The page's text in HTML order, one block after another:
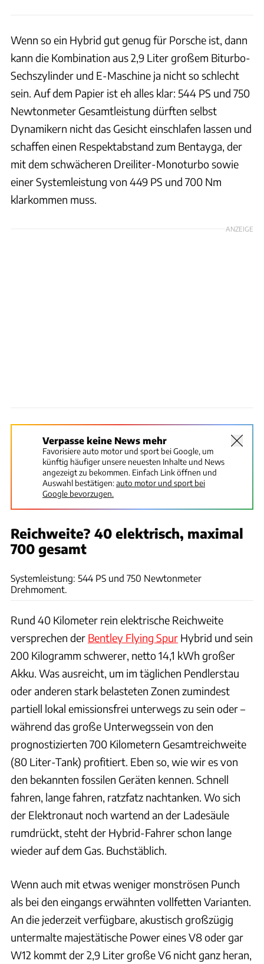
Wenn so ein Hybrid gut genug für Porsche ist, dann
kann die Kombination aus 2,9 Liter großem Biturbo-
Sechszylinder und E-Maschine ja nicht so schlecht
sein. Auf dem Papier ist eh alles klar: 544 PS und 750
Newtonmeter Gesamtleistung dürften selbst
Dynamikern nicht das Gesicht einschlafen lassen und
schaffen einen Respektabstand zum Bentayga, der
mit dem schwächeren Dreiliter-Monoturbo sowie
einer Systemleistung von 449 PS und 700 Nm
klarkommen muss.
ANZEIGE
Verpasse keine News mehr
Favorisiere auto motor und sport bei Google, um
künftig häufiger unsere neuesten Inhalte und News
angezeigt zu bekommen. Einfach Link öffnen und
Auswahl bestätigen:auto motor und sport bei
Google bevorzugen.
Reichweite? 40 elektrisch, maximal
700 gesamt
Systemleistung: 544 PS und 750 Newtonmeter
Drehmoment.
Rund 40 Kilometer rein elektrische Reichweite
versprechen der Bentley Flying Spur Hybrid und sein
200 Kilogramm schwerer, netto 14,1 kWh großer
Akku. Was ausreicht, um im täglichen Pendlerstau
oder anderen stark belasteten Zonen zumindest
partiell lokal emissionsfrei unterwegs zu sein oder –
während das große Unterwegssein von den
prognostizierten 700 Kilometern Gesamtreichweite
(80 Liter-Tank) profitiert. Eben so, wie wir es von
den bekannten fossilen Geräten kennen. Schnell
fahren, lange fahren, ratzfatz nachtanken. Wo sich
der Elektronaut noch wartend an der Ladesäule
rumdrückt, steht der Hybrid-Fahrer schon lange
wieder auf dem Gas. Buchstäblich.
Wenn auch mit etwas weniger monströsen Punch
als bei den eingangs erwähnten vollfetten Varianten.
An die jederzeit verfügbare, akustisch großzügig
untermalte majestätische Power eines V8 oder gar
W12 kommt der 2,9 Liter große V6 nicht ganz heran,